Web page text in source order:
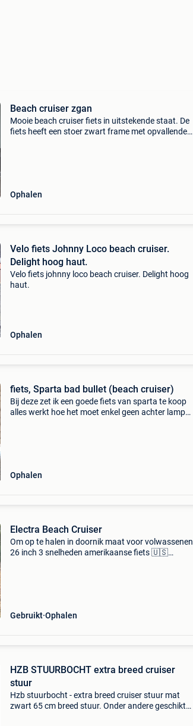
Beach cruiser zgan
Mooie beach cruiser fiets in uitstekende staat. De
fiets heeft een stoer zwart frame met opvallende
Ophalen
Velo fiets Johnny Loco beach cruiser.
Delight hoog haut.
Velo fiets johnny loco beach cruiser. Delight hoog
haut.
Ophalen
fiets, Sparta bad bullet (beach cruiser)
Bij deze zet ik een goede fiets van sparta te koop
alles werkt hoe het moet enkel geen achter lamp
Ophalen
Electra Beach Cruiser
Om op te halen in doornik maat voor volwassenen
26 inch 3 snelheden amerikaanse fiets 🇺🇸
Gebruikt Ophalen
HZB STUURBOCHT extra breed cruiser
stuur
Hzb stuurbocht - extra breed cruiser stuur mat
zwart 65 cm breed stuur. Onder andere geschikt